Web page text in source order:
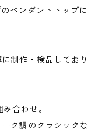
ペンダントトップに
制作・検品しており
合わせ。
ク調のクラシックな